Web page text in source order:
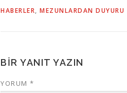
HABERLER, MEZUNLARDAN DUYURU
BIR YANIT YAZIN
YORUM *